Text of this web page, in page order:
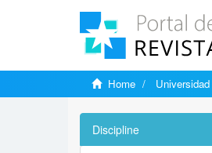
Home Universidad
Discipline